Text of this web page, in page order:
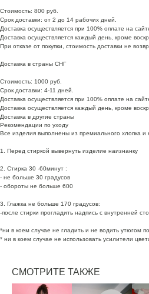
Стоимость: 800 руб.
Срок доставки: от 2 до 14 рабочих дней.
Доставка осуществляется при 100% оплате на
Доставка осуществляется каждый день, кроме
При отказе от покупки, стоимость доставки не
Доставка в страны СНГ
Стоимость: 1000 руб.
Срок доставки: 4-11 дней.
Доставка осуществляется при 100% оплате на
Доставка осуществляется каждый день, кроме
Доставка в другие страны
Рекомендации по уходу
Все изделия выполнены из премиального хлопка
1. Перед стиркой вывернуть изделие наизнанку
2. Стирка 30 -60минут :
- не больше 30 градусов
- обороты не больше 600
3. Глажка не больше 170 градусов:
-после стирки прогладить надпись с внутренней
*ни в коем случае не гладить и не водить утюгом
* ни в коем случае не использовать усилители
СМОТРИТЕ ТАКЖЕ